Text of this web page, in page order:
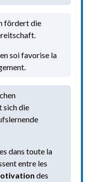
fördert die
soi favorise la
sich die
dans toute la
entre les
des